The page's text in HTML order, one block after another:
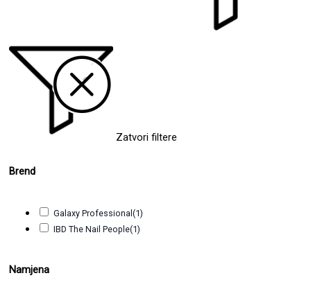
Zatvori filtere
Brend
Galaxy Professional (1)
IBD The Nail People(1)
Namjena